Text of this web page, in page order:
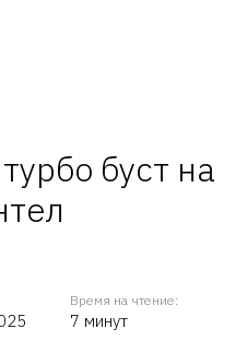
буст на
Время на чтение:
7 минут